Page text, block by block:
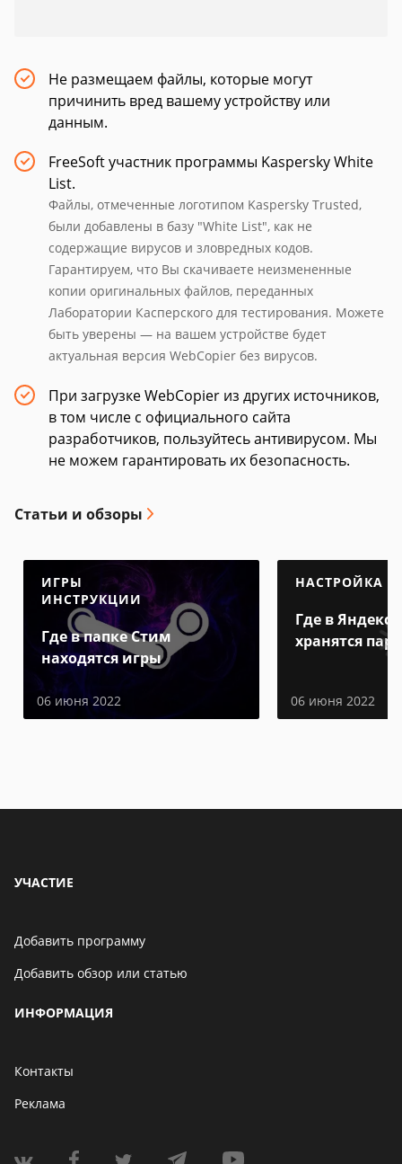
Не размещаем файлы, которые могут
причинить вред вашему устройству или
данным.
FreeSoft участник программы Kaspersky White
List.
Файлы, отмеченные логотипом Kaspersky Trusted,
были добавлены в базу "White List", как не
содержащие вирусов и зловредных кодов.
Гарантируем, что Вы скачиваете неизмененные
копии оригинальных файлов, переданных
Лаборатории Касперского для тестирования. Можете
быть уверены — на вашем устройстве будет
актуальная версия WebCopier без вирусов.
При загрузке WebCopier из других источников,
в том числе с официального сайта
разработчиков, пользуйтесь антивирусом. Мы
не можем гарантировать их безопасность.
Статьи и обзоры
ИГРЫ
ИНСТРУКЦИИ
Где в папке Стим
находятся игры
06 июня 2022
НАСТРОЙКА
Где в Яндекс
хранятся
06 июня 2022
УЧАСТИЕ
Добавить программу
Добавить обзор или статью
ИНФОРМАЦИЯ
Контакты
Реклама